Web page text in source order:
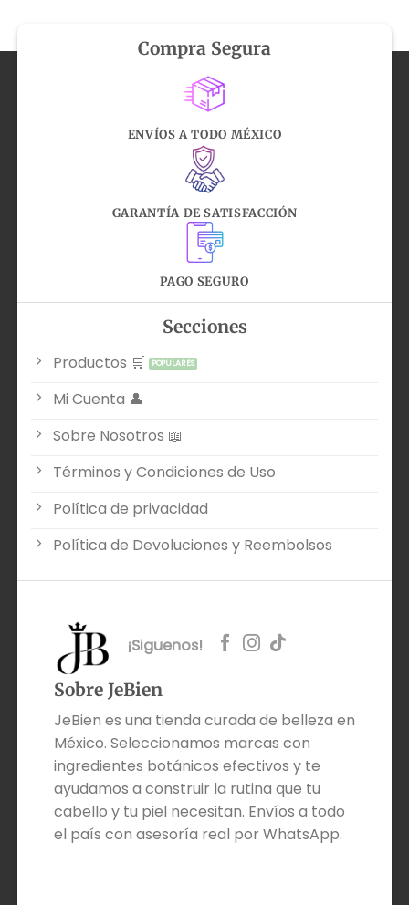
Compra Segura
ENVÍOS A TODO MÉXICO
GARANTÍA DE SATISFACCIÓN
PAGO SEGURO
Secciones
Productos 🛒
Mi Cuenta 👤
Sobre Nosotros 📖
Términos y Condiciones de Uso
Política de privacidad
Política de Devoluciones y Reembolsos
¡Siguenos!
Sobre JeBien
JeBien es una tienda curada de belleza en
México. Seleccionamos marcas con
ingredientes botánicos efectivos y te
ayudamos a construir la rutina que tu
cabello y tu piel necesitan. Envíos a todo
el país con asesoría real por WhatsApp.